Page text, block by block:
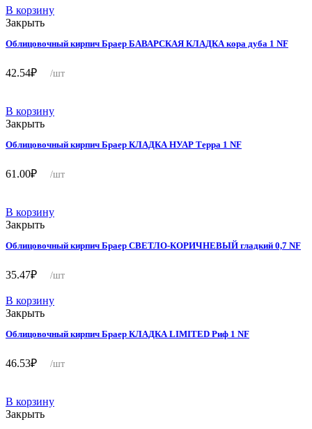
В корзину
Закрыть
Облицовочный кирпич Браер БАВАРСКАЯ КЛАДКА кора дуба 1 NF
42.54₽ /шт
В корзину
Закрыть
Облицовочный кирпич Браер КЛАДКА НУАР Терра 1 NF
61.00₽ /шт
В корзину
Закрыть
Облицовочный кирпич Браер СВЕТЛО-КОРИЧНЕВЫЙ гладкий 0,7 NF
35.47₽ /шт
В корзину
Закрыть
Облицовочный кирпич Браер КЛАДКА LIMITED Риф 1 NF
46.53₽ /шт
В корзину
Закрыть